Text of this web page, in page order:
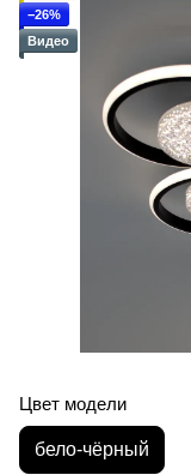
−26%
Видео
Цвет модели
бело-чёрный